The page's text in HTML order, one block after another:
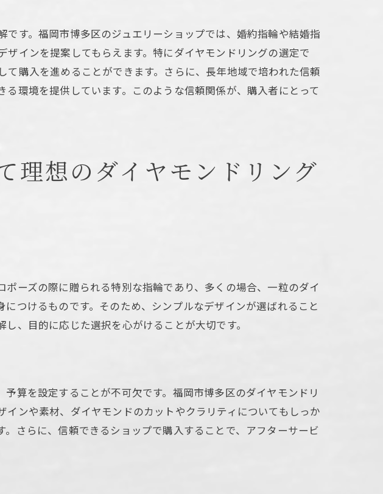
家が教える選び方
多区で成功させる方法
す。福岡市博多区のジュエリーショップでは、婚約指輪や結婚指
インを提案してもらえます。特にダイヤモンドリングの選定で
購入を進めることができます。さらに、長年地域で培われた信頼
環境を提供しています。このような信頼関係が、購入者にとって
理想のダイヤモンドリング
ーズの際に贈られる特別な指輪であり、多くの場合、一粒のダイ
つけるものです。そのため、シンプルなデザインが選ばれること
、目的に応じた選択を心がけることが大切です。
算を設定することが不可欠です。福岡市博多区のダイヤモンドリ
ンや素材、ダイヤモンドのカットやクラリティについてもしっか
さらに、信頼できるショップで購入することで、アフターサービ